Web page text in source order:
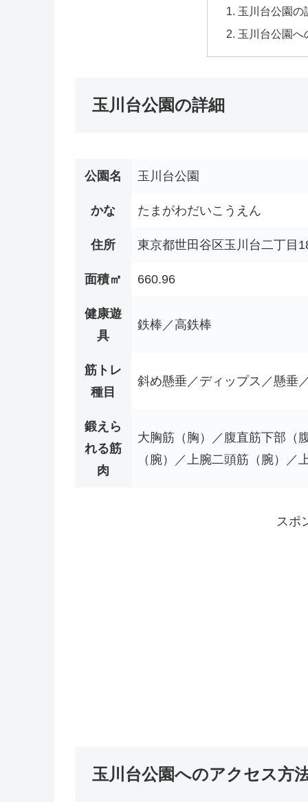
玉川台公園の
玉川台公園へ
玉川台公園の詳細
公園名 玉川台公園
かな たまがわだいこうえん
住所 東京都世田谷区玉川台二丁目
面積㎡ 660.96
健康遊
具
鉄棒／高鉄棒
筋トレ
種目
斜め懸垂／ディップス／懸垂
鍛えら
れる筋
肉
大胸筋（胸）／腹直筋下部（
（腕）／上腕二頭筋（腕）
スポ
玉川台公園へのアクセス方